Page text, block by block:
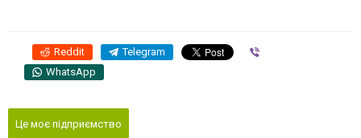
Reddit Telegram
WhatsApp
Це моє підприємство